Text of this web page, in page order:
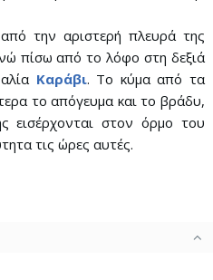
την αριστερή πλευρά της
πίσω από το λόφο στη δεξιά
Καράβι. Το κύμα από τα
το απόγευμα και το βράδυ,
εισέρχονται στον όρμο του
τις ώρες αυτές.